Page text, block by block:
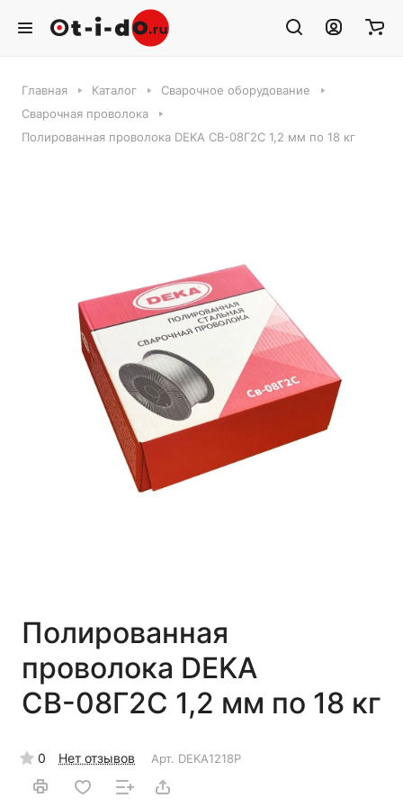
Главная Каталог
Сварочное оборудование
Сварочная проволока
Полированная проволока DEKA СВ-08Г2С 1,2 мм по 18 кг
Полированная
проволока DEKA
СВ-08Г2С 1,2 мм по 18 кг
0 Нет отзывов Арт. DEKA1218P